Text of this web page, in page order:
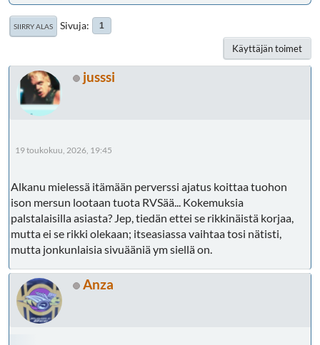
SIIRRY ALAS Sivuja 1
Käyttäjän toimet
jusssi
19 toukokuu, 2026, 19:45
Alkanu mielessä itämään perverssi ajatus koittaa tuohon
ison mersun lootaan tuota RVSää... Kokemuksia
palstalaisilla asiasta? Jep, tiedän ettei se rikkinäistä korjaa,
mutta ei se rikki olekaan; itseasiassa vaihtaa tosi nätisti,
mutta jonkunlaisia sivuääniä ym siellä on.
Anza